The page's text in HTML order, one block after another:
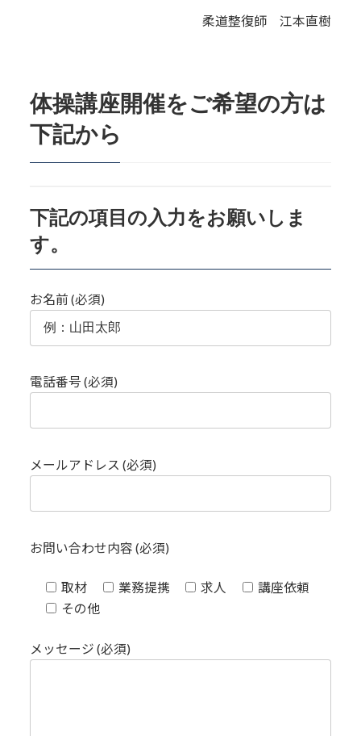
柔道整復師 江本直樹
体操講座開催をご希望の方は
下記から
下記の項目の入力をお願いしま
す。
お名前 (必須)
電話番号 (必須)
メールアドレス (必須)
お問い合わせ内容 (必須)
取材 業務提携 求人
講座依頼
その他
メッセージ (必須)